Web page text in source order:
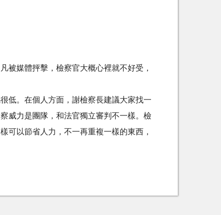
被媒體抨擊，檢察官大概心裡就不好受，
低。在個人方面，謝檢察長建議大家找一
威力是團隊，和法官獨立審判不一樣。檢
可以節省人力，不一再重複一樣的東西，